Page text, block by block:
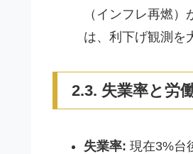
（インフレ再燃
は、利下げ観測を
2.3. 失業率と労
失業率: 現在3%台